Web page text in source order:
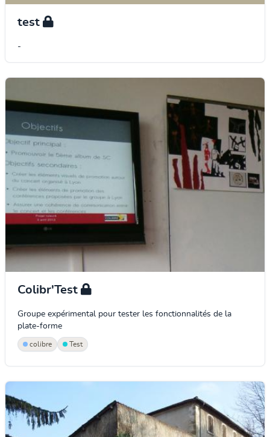
test
-
Colibr'Test
Groupe expérimental pour tester les fonctionnalités de la
plate-forme
colibre Test